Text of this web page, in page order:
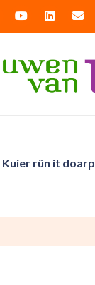
Kuier rûn it doarp